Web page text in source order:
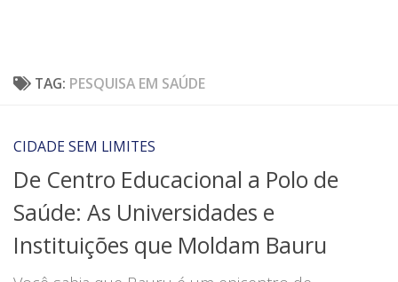
TAG: PESQUISA EM SAÚDE
CIDADE SEM LIMITES
De Centro Educacional a Polo de
Saúde: As Universidades e
Instituições que Moldam Bauru